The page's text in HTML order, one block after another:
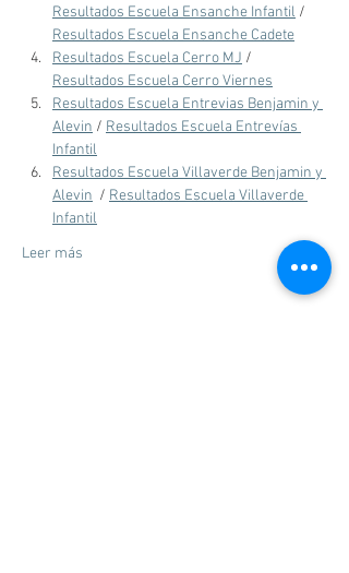
Resultados Escuela Ensanche Infantil /
Resultados Escuela Ensanche Cadete
Resultados Escuela Cerro MJ /
Resultados Escuela Cerro Viernes
Resultados Escuela Entrevias Benjamin y
Alevin / Resultados Escuela Entrevías
Infantil
Resultados Escuela Villaverde Benjamin y
Alevin
  /
Resultados Escuela Villaverde
Infantil
Leer más